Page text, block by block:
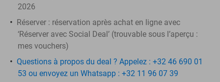
2026
Réserver : réservation après achat en ligne avec
‘Réserver avec Social Deal’ (trouvable sous l’aperçu :
mes vouchers)
Questions à propos du deal ? Appelez : +32 46 690 01
53 ou envoyez un Whatsapp : +32 11 96 07 39